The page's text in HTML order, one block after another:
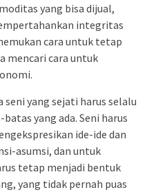
yang bisa dijual,
integritas
cara untuk tetap
mencari cara untuk
yang sejati harus selalu
yang ada. Seni harus
ide-ide dan
asumsi, dan untuk
tetap menjadi bentuk
yang tidak pernah puas